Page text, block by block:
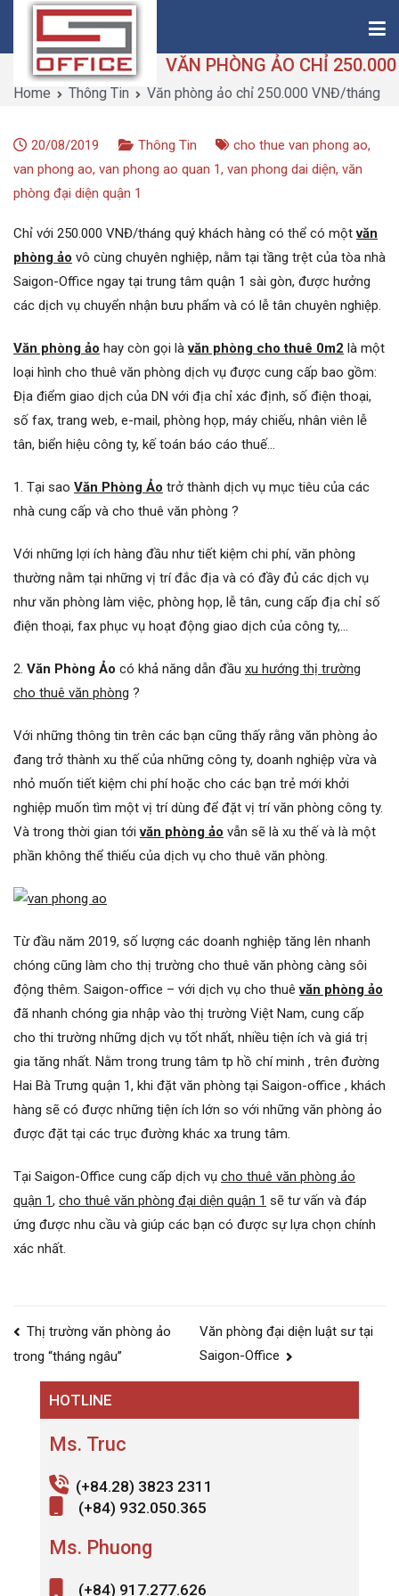
content
Saigon-Office
Saving Is Solution
Home Thông Tin Văn phòng ảo chỉ 250.000 VNĐ/tháng
20/08/2019 Thông Tin cho thue van phong ao,
van phong ao, van phong ao quan 1, van phong dai diện, văn
phòng đại diện quận 1
Chỉ với 250.000 VNĐ/tháng quý khách hàng có thể có mộtvăn
phòng ảo vô cùng chuyên nghiệp, nằm tại tầng trệt của tòa nhà
Saigon-Office ngay tại trung tâm quận 1 sài gòn, được hưởng
các dịch vụ chuyển nhận bưu phẩm và có lễ tân chuyên nghiệp.
Văn phòng ảo hay còn gọi làvăn phòng cho thuê 0m2 là một
loại hình cho thuê văn phòng dịch vụ được cung cấp bao gồm:
Địa điểm giao dịch của DN với địa chỉ xác định, số điện thoại,
số fax, trang web, e-mail, phòng họp, máy chiếu, nhân viên lễ
tân, biển hiệu công ty, kế toán báo cáo thuế…
1. Tại sao Văn Phòng Ảo trở thành dịch vụ mục tiêu của các
nhà cung cấp và cho thuê văn phòng ?
Với những lợi ích hàng đầu như tiết kiệm chi phí, văn phòng
thường nằm tại những vị trí đắc địa và có đầy đủ các dịch vụ
như văn phòng làm việc, phòng họp, lễ tân, cung cấp địa chỉ số
điện thoại, fax phục vụ hoạt động giao dịch của công ty,…
2. Văn Phòng Ảo có khả năng dẫn đầu xu hướng thị trường
cho thuê văn phòng ?
Với những thông tin trên các bạn cũng thấy rằng văn phòng ảo
đang trở thành xu thế của những công ty, doanh nghiệp vừa và
nhỏ muốn tiết kiệm chi phí hoặc cho các bạn trẻ mới khởi
nghiệp muốn tìm một vị trí dùng để đặt vị trí văn phòng công ty.
Và trong thời gian tớivăn phòng ảo vẫn sẽ là xu thế và là một
phần không thể thiếu của dịch vụ cho thuê văn phòng.
Từ đầu năm 2019, số lượng các doanh nghiệp tăng lên nhanh
chóng cũng làm cho thị trường cho thuê văn phòng càng sôi
động thêm. Saigon-office – với dịch vụ cho thuêvăn phòng ảo
đã nhanh chóng gia nhập vào thị trường Việt Nam, cung cấp
cho thi trường những dịch vụ tốt nhất, nhiều tiện ích và giá trị
gia tăng nhất. Nằm trong trung tâm tp hồ chí minh , trên đường
Hai Bà Trưng quận 1, khi đặt văn phòng tại Saigon-office , khách
hàng sẽ có được những tiện ích lớn so với những văn phòng ảo
được đặt tại các trục đường khác xa trung tâm.
Tại Saigon-Office cung cấp dịch vụ cho thuê văn phòng ảo
quận 1, cho thuê văn phòng đại diện quận 1 sẽ tư vấn và đáp
ứng được nhu cầu và giúp các bạn có được sự lựa chọn chính
xác nhất.
Điều
hướng
Thị trường văn phòng ảo
trong “tháng ngâu”
Văn phòng đại diện luật sư tại
Saigon-Office
HOTLINE
Ms. Truc
(+84.28) 3823 2311
(+84) 932.050.365
Ms. Phuong
(+84) 917.277.626